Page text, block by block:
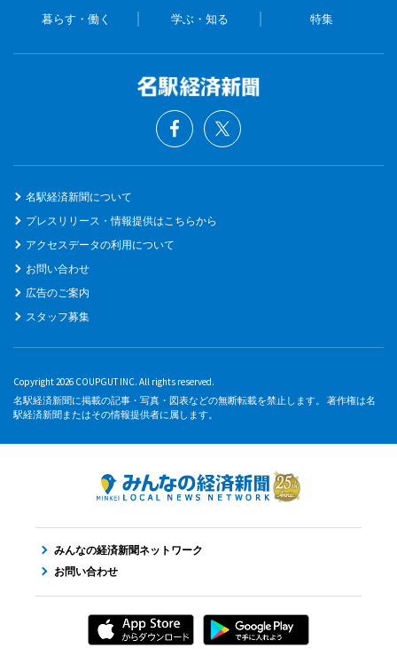
暮らす・働く 学ぶ・知る 特集
名駅経済新聞について
プレスリリース・情報提供はこちらから
アクセスデータの利用について
お問い合わせ
広告のご案内
スタッフ募集
Copyright 2026 COUPGUT INC. All rights reserved.
名駅経済新聞に掲載の記事・写真・図表などの無断転載を禁止します。 著作権は名
駅経済新聞またはその情報提供者に属します。
みんなの経済新聞ネットワーク
お問い合わせ